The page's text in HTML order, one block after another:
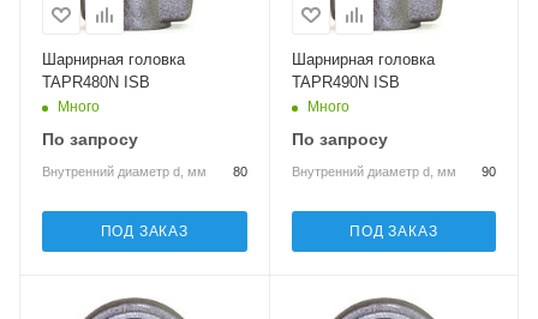
Шарнирная головка
TAPR480N ISB
Много
По запросу
Внутренний диаметр d, мм 80
ПОД ЗАКАЗ
Шарнирная головка
TAPR490N ISB
Много
По запросу
Внутренний диаметр d, мм 90
ПОД ЗАКАЗ